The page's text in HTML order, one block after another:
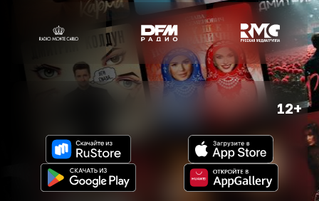
12+